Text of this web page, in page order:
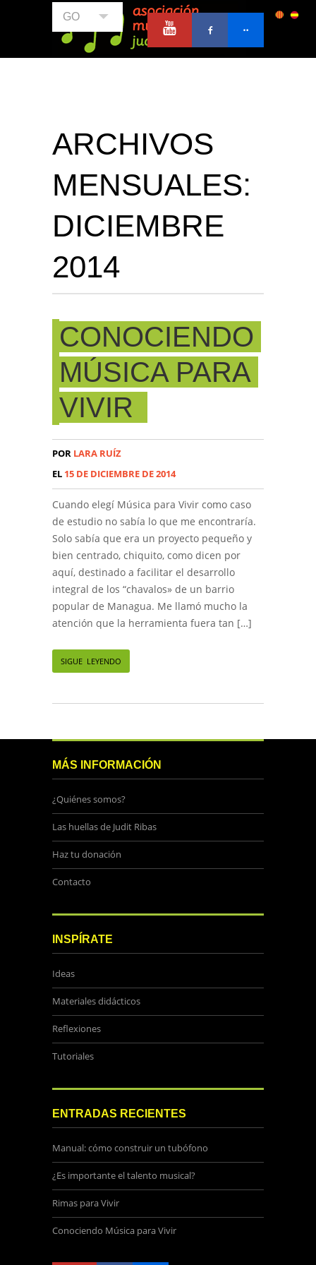
GO
ARCHIVOS
MENSUALES:
DICIEMBRE
2014
CONOCIENDO
MÚSICA PARA
VIVIR
POR LARA RUÍZ
EL 15 DE DICIEMBRE DE 2014
Cuando elegí Música para Vivir como caso
de estudio no sabía lo que me encontraría.
Solo sabía que era un proyecto pequeño y
bien centrado, chiquito, como dicen por
aquí, destinado a facilitar el desarrollo
integral de los “chavalos» de un barrio
popular de Managua. Me llamó mucho la
atención que la herramienta fuera tan […]
SIGUE LEYENDO
MÁS INFORMACIÓN
¿Quiénes somos?
Las huellas de Judit Ribas
Haz tu donación
Contacto
INSPÍRATE
Ideas
Materiales didácticos
Reflexiones
Tutoriales
ENTRADAS RECIENTES
Manual: cómo construir un tubófono
¿Es importante el talento musical?
Rimas para Vivir
Conociendo Música para Vivir